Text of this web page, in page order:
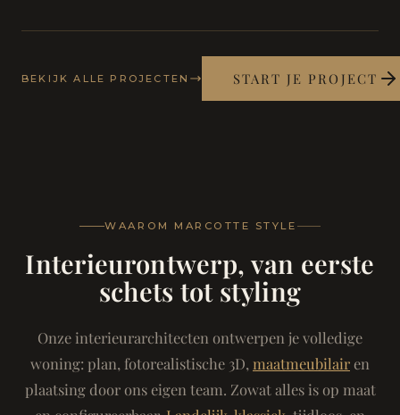
BEKIJK ALLE PROJECTEN START JE PROJECT
WAAROM MARCOTTE STYLE
Interieurontwerp, van eerste
schets tot styling
Onze interieurarchitecten ontwerpen je volledige
woning: plan, fotorealistische 3D, maatmeubilairen
plaatsing door ons eigen team. Zowat alles is op maat